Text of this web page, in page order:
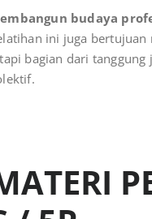
budaya
ini juga bertujuan
bagian dari